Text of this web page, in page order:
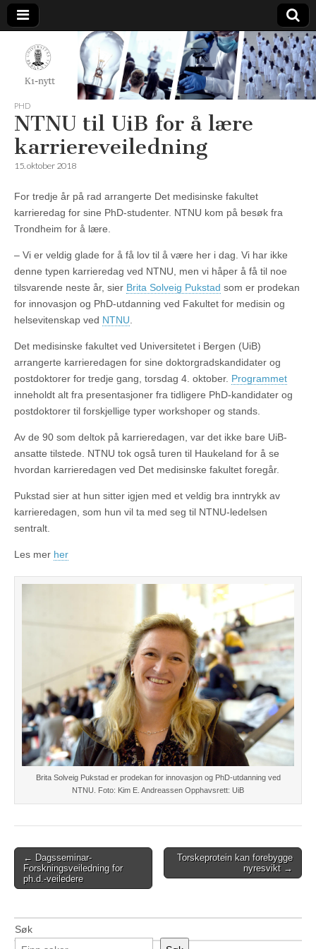
K1-
Nytt
PHD
NTNU til UiB for å lære
karriereveiledning
15. oktober 2018
For tredje år på rad arrangerte Det medisinske fakultet
karrieredag for sine PhD-studenter. NTNU kom på besøk fra
Trondheim for å lære.
– Vi er veldig glade for å få lov til å være her i dag. Vi har ikke
denne typen karrieredag ved NTNU, men vi håper å få til noe
tilsvarende neste år, sier Brita Solveig Pukstad som er prodekan
for innovasjon og PhD-utdanning ved Fakultet for medisin og
helsevitenskap ved NTNU.
Det medisinske fakultet ved Universitetet i Bergen (UiB)
arrangerte karrieredagen for sine doktorgradskandidater og
postdoktorer for tredje gang, torsdag 4. oktober. Programmet
inneholdt alt fra presentasjoner fra tidligere PhD-kandidater og
postdoktorer til forskjellige typer workshoper og stands.
Av de 90 som deltok på karrieredagen, var det ikke bare UiB-
ansatte tilstede. NTNU tok også turen til Haukeland for å se
hvordan karrieredagen ved Det medisinske fakultet foregår.
Pukstad sier at hun sitter igjen med et veldig bra inntrykk av
karrieredagen, som hun vil ta med seg til NTNU-ledelsen
sentralt.
Les mer her
Brita Solveig Pukstad er prodekan for innovasjon og PhD-utdanning ved
NTNU. Foto: Kim E. Andreassen Opphavsrett: UiB
Post
navigation
← Dagsseminar-
Forskningsveiledning for
ph.d.-veiledere
Torskeprotein kan forebygge
nyresvikt →
Søk